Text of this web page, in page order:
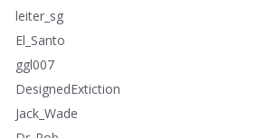
sleiter_sg
El_Santo
ggl007
DesignedExtiction
Jack_Wade